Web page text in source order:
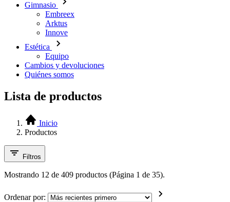
Gimnasio
Embreex
Arktus
Innove
Estética
Equipo
Cambios y devoluciones
Quiénes somos
Lista de productos
Inicio
Productos
Filtros
Mostrando 12 de 409 productos (Página 1 de 35).
Ordenar por: